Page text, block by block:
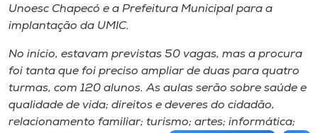
Unoesc Chapecó e a Prefeitura Municipal para a
implantação da UMIC.
No início, estavam previstas 50 vagas, mas a procura
foi tanta que foi preciso ampliar de duas para quatro
turmas, com 120 alunos. As aulas serão sobre saúde e
qualidade de vida; direitos e deveres do cidadão,
relacionamento familiar; turismo; artes; informática;